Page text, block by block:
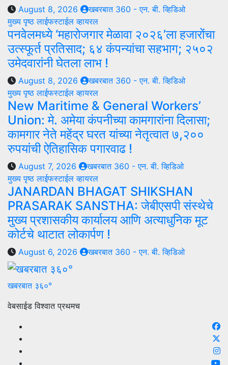
August 8, 2026
खबरबात 360 - एन. बी. व्हिडिओ
मुख्य पृष्ठलाईफस्टाईलव्हायरल
पनवेलमध्ये ‘महारोजगार मेळावा २०२६’ला हजारोंचा
उत्स्फूर्त प्रतिसाद; ६४ कंपन्यांचा सहभाग; २५०२
उमेदवारांनी घेतला लाभ !
August 8, 2026
खबरबात 360 - एन. बी. व्हिडिओ
मुख्य पृष्ठलाईफस्टाईलव्हायरल
New Maritime & General Workers’
Union: मे. अमेया कंपनीच्या कामगारांना दिलासा;
कामगार नेते महेंद्र घरत यांच्या नेतृत्वात ७,२००
रुपयांची ऐतिहासिक पगारवाढ !
August 7, 2026
खबरबात 360 - एन. बी. व्हिडिओ
मुख्य पृष्ठलाईफस्टाईलव्हायरल
JANARDAN BHAGAT SHIKSHAN
PRASARAK SANSTHA: जेबीएसपी संस्थेचे
मुख्य प्रशासकीय कार्यालय आणि अत्याधुनिक मूट
कोर्टचे थाटात लोकार्पण !
August 6, 2026 खबरबात 360 - एन. बी. व्हिडिओ
खबरबात ३६०°
वेबसाईड विश्वात प्रथमच